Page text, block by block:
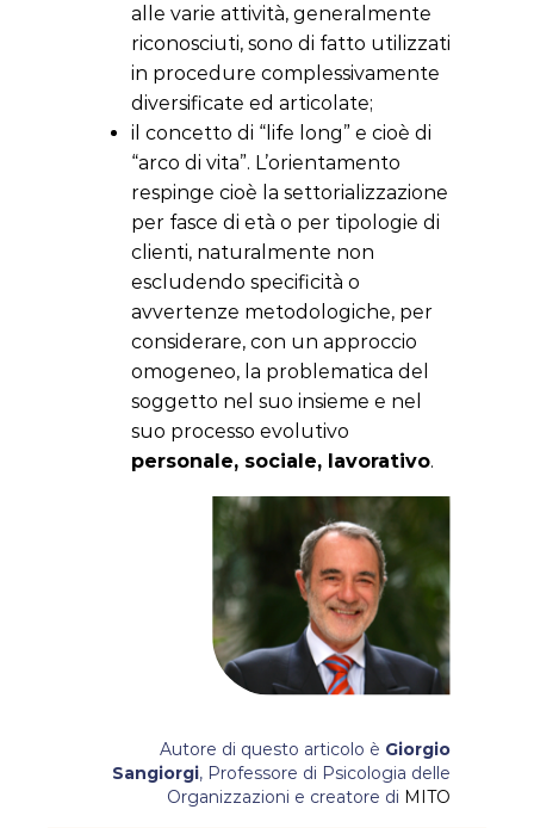
alle varie attività, generalmente
riconosciuti, sono di fatto utilizzati
in procedure complessivamente
diversificate ed articolate;
il concetto di “life long” e cioè di
“arco di vita”. L’orientamento
respinge cioè la settorializzazione
per fasce di età o per tipologie di
clienti, naturalmente non
escludendo specificità o
avvertenze metodologiche, per
considerare, con un approccio
omogeneo, la problematica del
soggetto nel suo insieme e nel
suo processo evolutivo
personale, sociale, lavorativo.
Autore di questo articolo è Giorgio
Sangiorgi, Professore di Psicologia delle
Organizzazioni e creatore di MITO